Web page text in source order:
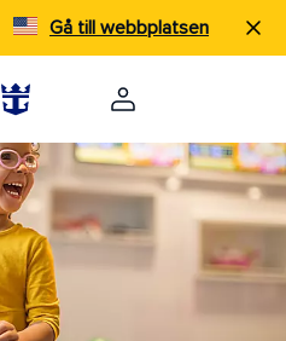
Gå till webbplatsen